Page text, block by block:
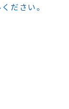
ださい。